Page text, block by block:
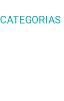
CATEGORIAS